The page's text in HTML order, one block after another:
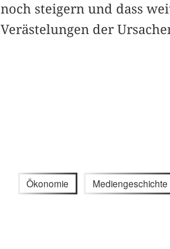
noch steigern und dass
Verästelungen der
Ökonomie Mediengeschichte